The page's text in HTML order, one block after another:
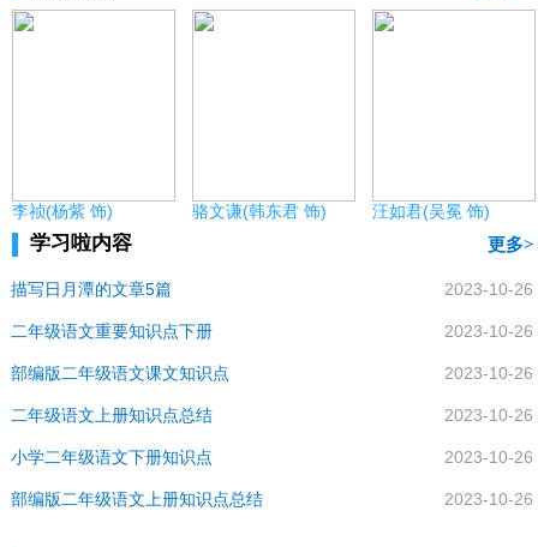
李祯(杨紫 饰) 骆文谦(韩东君 饰) 汪如君(吴冕 饰)
学习啦内容 更多
2023-10-26
描写日月潭的文章5篇
2023-10-26
二年级语文重要知识点下册
2023-10-26
部编版二年级语文课文知识点
2023-10-26
二年级语文上册知识点总结
2023-10-26
小学二年级语文下册知识点
2023-10-26
部编版二年级语文上册知识点总结